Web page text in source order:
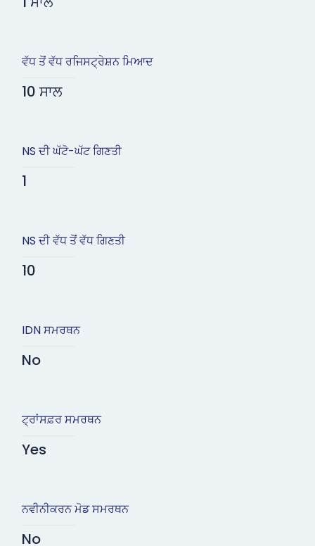
ਵੱਧ ਤੋਂ ਵੱਧ ਰਜਿਸਟ੍ਰੇਸ਼ਨ ਮਿਆਦ
10 ਸਾਲ
NS ਦੀ ਘੱਟੋ-ਘੱਟ ਗਿਣਤੀ
1
NS ਦੀ ਵੱਧ ਤੋਂ ਵੱਧ ਗਿਣਤੀ
10
IDN ਸਮਰਥਨ
No
ਟ੍ਰਾਂਸਫ਼ਰ ਸਮਰਥਨ
Yes
ਨਵੀਨੀਕਰਨ ਮੋਡ ਸਮਰਥਨ
No